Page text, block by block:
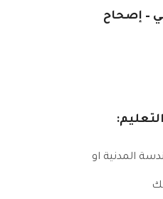
– إصحاح
المدنية او